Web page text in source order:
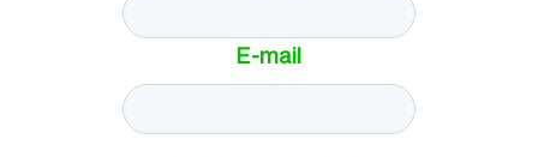
E-mail